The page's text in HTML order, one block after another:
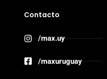
Contacto
/max.uy
/maxuruguay